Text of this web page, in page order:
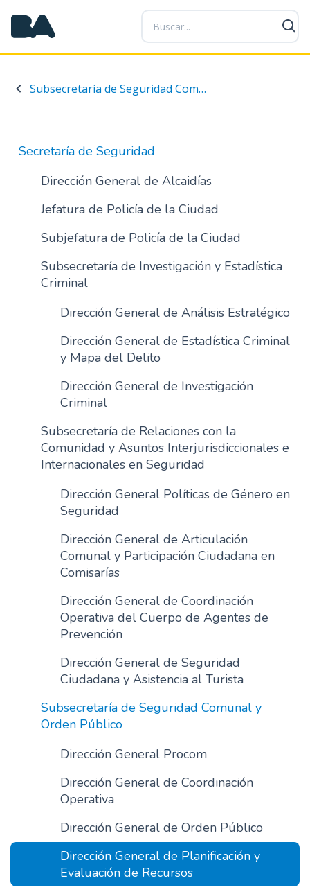
P
a
s
a
a
t
n
d
p
i
c
i
a
Subsecretaría de Seguridad Comunal y Orden Público
Secretaría de Seguridad
Dirección General de Alcaidías
Jefatura de Policía de la Ciudad
Subjefatura de Policía de la Ciudad
Subsecretaría de Investigación y Estadística
Criminal
Dirección General de Análisis Estratégico
Dirección General de Estadística Criminal
y Mapa del Delito
Dirección General de Investigación
Criminal
Subsecretaría de Relaciones con la
Comunidad y Asuntos Interjurisdiccionales e
Internacionales en Seguridad
Dirección General Políticas de Género en
Seguridad
Dirección General de Articulación
Comunal y Participación Ciudadana en
Comisarías
Dirección General de Coordinación
Operativa del Cuerpo de Agentes de
Prevención
Dirección General de Seguridad
Ciudadana y Asistencia al Turista
Subsecretaría de Seguridad Comunal y
Orden Público
Dirección General Procom
Dirección General de Coordinación
Operativa
Dirección General de Orden Público
Dirección General de Planificación y
Evaluación de Recursos